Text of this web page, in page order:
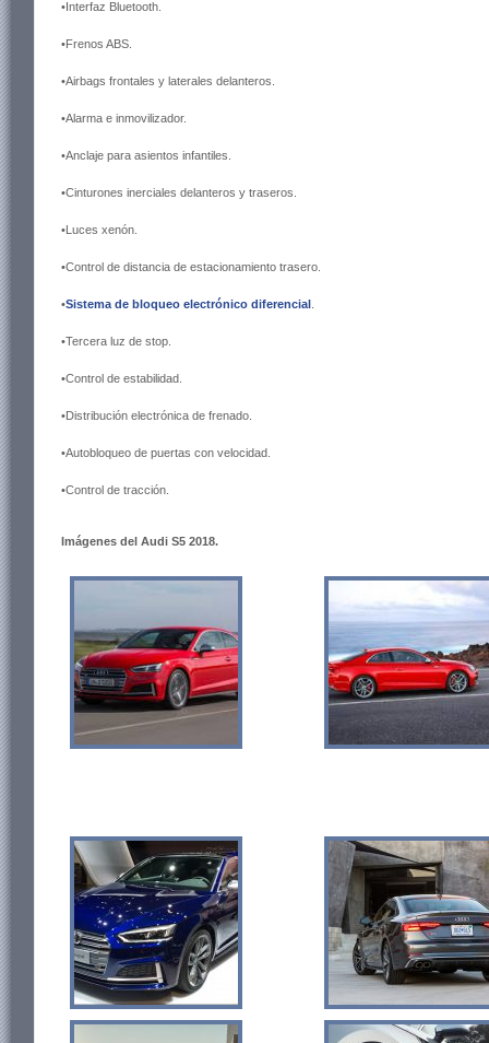
•Interfaz Bluetooth.
•Frenos ABS.
•Airbags frontales y laterales delanteros.
•Alarma e inmovilizador.
•Anclaje para asientos infantiles.
•Cinturones inerciales delanteros y traseros.
•Luces xenón.
•Control de distancia de estacionamiento trasero.
•Sistema de bloqueo electrónico diferencial
•Tercera luz de stop.
•Control de estabilidad.
•Distribución electrónica de frenado.
•Autobloqueo de puertas con velocidad.
•Control de tracción.
Imágenes del Audi S5 2018.